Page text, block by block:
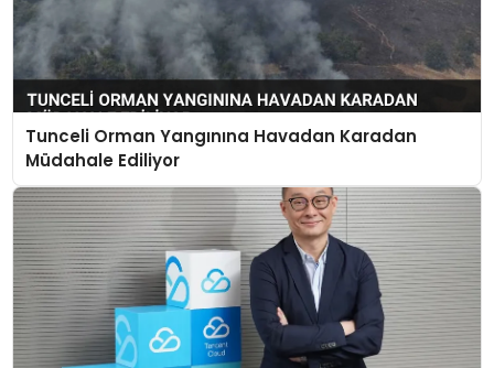
Tunceli Orman Yangınına Havadan Karadan
Müdahale Ediliyor